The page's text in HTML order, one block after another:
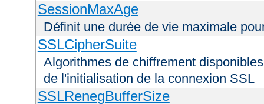
SessionMaxAge
Définit une durée de vie maximale
SSLCipherSuite
Algorithmes de chiffrement
de l'initialisation de la connexion SSL
SSLRenegBufferSize